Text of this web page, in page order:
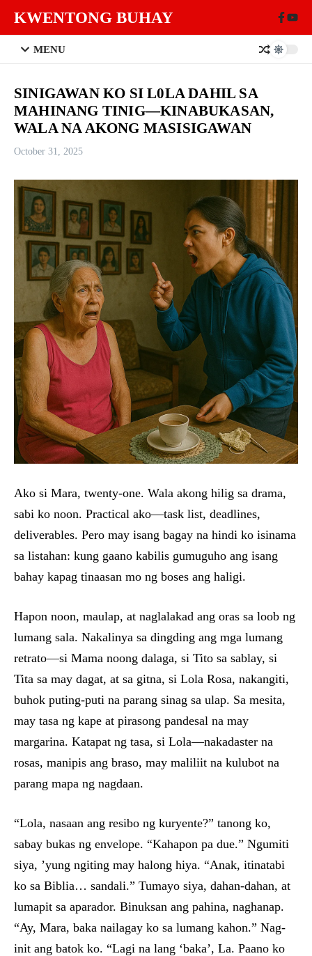
KWENTONG BUHAY
MENU
SINIGAWAN KO SI L0LA DAHIL SA
MAHINANG TINIG—KINABUKASAN,
WALA NA AKONG MASISIGAWAN
October 31, 2025
Ako si Mara, twenty-one. Wala akong hilig sa drama,
sabi ko noon. Practical ako—task list, deadlines,
deliverables. Pero may isang bagay na hindi ko isinama
sa listahan: kung gaano kabilis gumuguho ang isang
bahay kapag tinaasan mo ng boses ang haligi.
Hapon noon, maulap, at naglalakad ang oras sa loob ng
lumang sala. Nakalinya sa dingding ang mga lumang
retrato—si Mama noong dalaga, si Tito sa sablay, si
Tita sa may dagat, at sa gitna, si Lola Rosa, nakangiti,
buhok puting-puti na parang sinag sa ulap. Sa mesita,
may tasa ng kape at pirasong pandesal na may
margarina. Katapat ng tasa, si Lola—nakadaster na
rosas, manipis ang braso, may maliliit na kulubot na
parang mapa ng nagdaan.
“Lola, nasaan ang resibo ng kuryente?” tanong ko,
sabay bukas ng envelope. “Kahapon pa due.” Ngumiti
siya, ’yung ngiting may halong hiya. “Anak, itinatabi
ko sa Biblia… sandali.” Tumayo siya, dahan-dahan, at
lumapit sa aparador. Binuksan ang pahina, naghanap.
“Ay, Mara, baka nailagay ko sa lumang kahon.” Nag-
init ang batok ko. “Lagi na lang ‘baka’, La. Paano ko